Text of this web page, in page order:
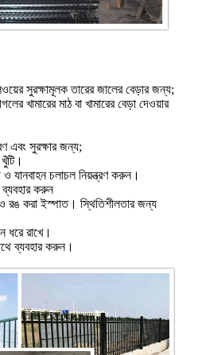
সুরক্ষামূলক তারের জালের বেড়ার জন্য;
খামারের মাঠ বা খামারের বেড়া দেওয়ার
এবং সুরক্ষার জন্য;
যানবাহন চলাচল নিয়ন্ত্রণ করুন।
ব্যবহার করুন
রঙ করা ইস্পাত। স্থিতিশীলতার জন্য
ধরে রাখে।
ব্যবহার করুন।